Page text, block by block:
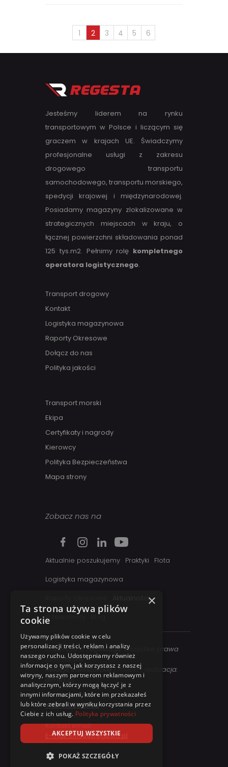
1 2 3 4 5 6
Jesteśmy liderem na rynku
transportowym w Polsce i liczącym się
graczem w krajach UE. Świadczymy
profesjonalne usługi z zakresu
drogowego transportu
samochodowego, transportu morskiego,
spedycji krajowej i międzynarodowej.
Posiadamy magazyny zlokalizowane w
strategicznych miejscach w kraju, o
łącznej powierzchni składowania ponad
125 tys.m2. Pełnimy rolę kompletnego
operatora logistycznego.
Transport drogowy
Kontakt
Logistyka magazynowa
Raporty Okresowe
Dołącz do nas
Polityka jakości
Transport morski
Ekipa
Certyfikaty i nagrody
Kierowcy
Polityka Bezpieczeństwa
Mapa strony
Zobacz nas na
Aktualnie poszukujemy Praktyki
Flota
Logistyka magazynowa
Aktualności
Przewoźnicy
Blog
Copyright ©regesta.pl. Wszystkie prawa
zastrzezone
Relacje inwestorskie| Projekt i realizacja:
dimax.pl
Kontakt telefoniczny:
+48 41 358 27 00
Kontakt email:
E-mail office@regesta.pl
×
Ta strona używa plików
cookie
Używamy plików cookie w celu
personalizacji treści, reklam i analizy
naszego ruchu. Udostępniamy również
informacje o tym, jak korzystasz z naszej
witryny, naszym partnerom reklamowym i
analitycznym, którzy mogą łączyć je z
innymi informacjami, które im przekazałeś
lub które zebrali w wyniku korzystania przez
Ciebie z ich usług. Polityka prywatności
AKCEPTUJ WSZYSTKIE
POKAŻ SZCZEGÓŁY